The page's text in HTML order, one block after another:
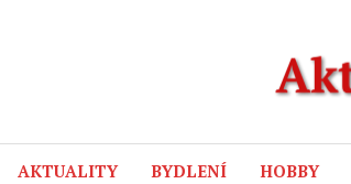
AKTUALITY BYDLENÍ HOBBY